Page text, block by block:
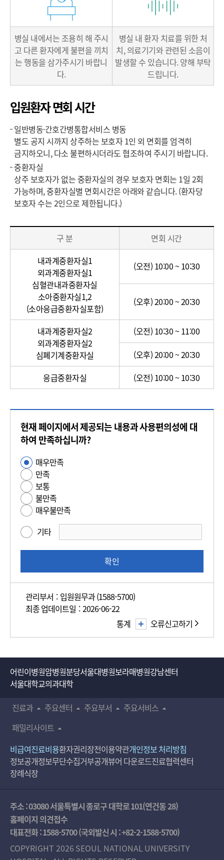
병실 내에서는 조용히 해 주시
고 다른 환자에게 불편을 끼치
는 행동을 삼가주시기 바랍니
다.
병실 내 환자 치료를 위한 처
치,의료기기와 관련된 소음이
발생할 수 있습니다. 양해 부탁
드립니다.
입원환자 면회 시간
일반병동·간호간병통합서비스 병동
별도 공지 시까지 상주하는 보호자 1인 외 면회를 엄격히
금지하오니, 다소 불편하시더라도 협조하여 주시기 바랍니다.
중환자실
상주 보호자가 없는 중환자실의 경우 보호자 면회는 1일 2회
가능하며, 중환자실별 면회시간은 아래와 같습니다. (환자당
보호자 수는 2인으로 제한됩니다.)
중
자
구 분
면회 시간
내과계중환자실1
외과계중환자실1
심혈관내과중환자실
소아중환자실1,2
(소아응급중환자실포함)
(오전) 10:00 ~ 10:30
(오후) 20:00 ~ 20:30
내과계중환자실2
외과계중환자실2
심폐기계중환자실
(오전) 10:30 ~ 11:00
(오후) 20:00 ~ 20:30
응급중환자실
(오전) 10:00 ~ 10:30
현재 페이지에서 제공되는 내용과 사용편의성에 대
하여 만족하십니까?
사
용
편
의
성
족
사
매우만족
만족
보통
불만족
매우불만족
기타
확인
관리부서 : 입원원무과 (1588-5700)
최종 업데이트일 : 2026-06-22
오류신고하기
통계
어린이병원암병원분당서울대병원보라매병원강남센터
서울대학교의과대학
진료과
주요센터 주요부서
주요서비스
패밀리사이트
비급여진료비용환자권리장전이용약관개인정보 처리방침
정보공개정보무단수집거부공개뷰어 다운로드진료협력센터
장례식장
주소 : 03080 서울특별시 종로구 대학로 101(연건동 28)
홈페이지 의견접수
대표전화 :1588-5700(국외발신 시 :+82-2-1588-5700)
COPYRIGHT 2026 SEOUL NATIONAL UNIVERSITY